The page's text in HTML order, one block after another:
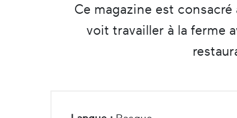
Ce magazine est
voit travailler à la ferme